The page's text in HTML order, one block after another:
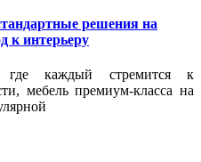
решения на
к интерьеру
каждый стремится к
мебель премиум-класса на